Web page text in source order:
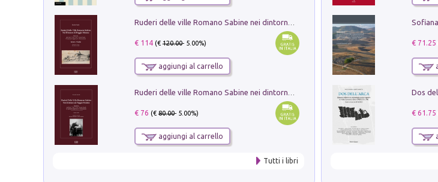
Ruderi delle ville Romano Sabine nei dintorni di Poggio Mirteto. Illustrati dal dott.re prof.re cav.re Ercole Nardi regio ispettore degli scavi e monumenti. Anno 1885. Tavole e studio. Con 25 tavole fuori testo in cartella editoriale
€ 114(€120.00- 5.00%)
aggiungi al carrello
€ 76 (€80.00- 5.00%)
aggiungi al carrello
Tutti i libri
€ 71.25
€ 61.75